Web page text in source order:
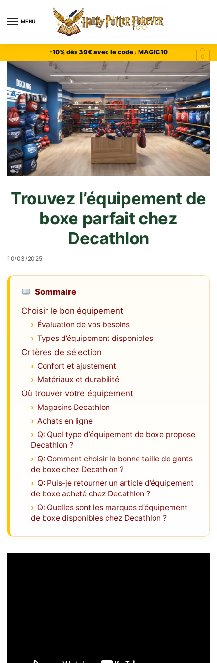
MENU
0
-10% dès 39€ avec le code : MAGIC10
Trouvez l’équipement de
boxe parfait chez
Decathlon
10/03/2025
Sommaire
Choisir le bon équipement
Évaluation de vos besoins
Types d’équipement disponibles
Critères de sélection
Confort et ajustement
Matériaux et durabilité
Où trouver votre équipement
Magasins Decathlon
Achats en ligne
Q: Quel type d’équipement de boxe propose
Decathlon ?
Q: Comment choisir la bonne taille de gants
de boxe chez Decathlon ?
Q: Puis-je retourner un article d’équipement
de boxe acheté chez Decathlon ?
Q: Quelles sont les marques d’équipement
de boxe disponibles chez Decathlon ?